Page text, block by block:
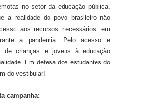
no setor da educação pública,
a realidade do povo brasileiro não
aos recursos necessários, em
a pandemia. Pelo acesso e
de crianças e jovens à educação
Em defesa dos estudantes do
do vestibular!
campanha: